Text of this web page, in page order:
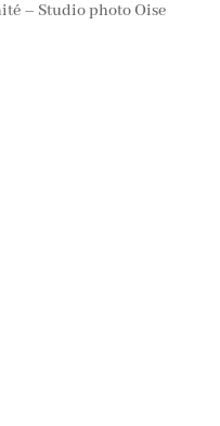
– Studio photo Oise